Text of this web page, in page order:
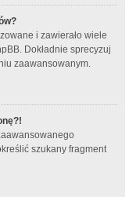
i zawierało wiele
Dokładnie sprecyzuj
zaawansowanym.
szukany fragment